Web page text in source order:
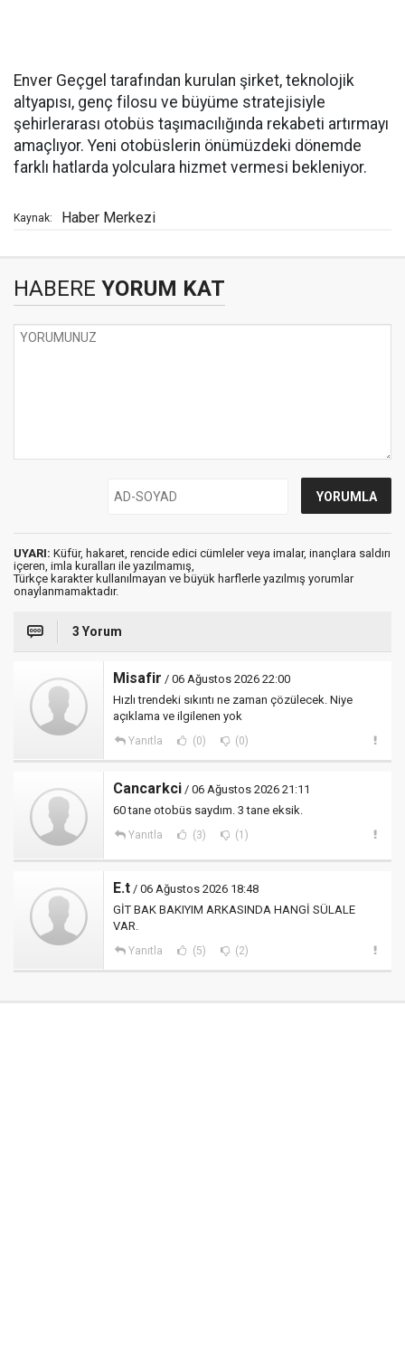
Enver Geçgel tarafından kurulan şirket, teknolojik
altyapısı, genç filosu ve büyüme stratejisiyle
şehirlerarası otobüs taşımacılığında rekabeti artırmayı
amaçlıyor. Yeni otobüslerin önümüzdeki dönemde
farklı hatlarda yolculara hizmet vermesi bekleniyor.
Kaynak: Haber Merkezi
HABERE YORUM KAT
UYARI: Küfür, hakaret, rencide edici cümleler veya imalar, inançlara saldırı
içeren, imla kuralları ile yazılmamış,
Türkçe karakter kullanılmayan ve büyük harflerle yazılmış yorumlar
onaylanmamaktadır.
3 Yorum
Misafir / 06 Ağustos 2026 22:00
Hızlı trendeki sıkıntı ne zaman çözülecek. Niye
açıklama ve ilgilenen yok
Yanıtla (0) (0)
Cancarkci / 06 Ağustos 2026 21:11
60 tane otobüs saydım. 3 tane eksik.
Yanıtla (3) (1)
E.t / 06 Ağustos 2026 18:48
GİT BAK BAKIYIM ARKASINDA HANGİ SÜLALE
VAR.
Yanıtla (5) (2)